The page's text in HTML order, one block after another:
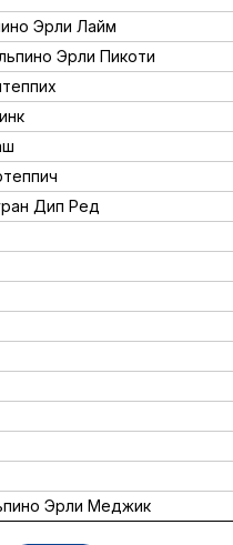
Эрли Лайм
Эрли Пикоти
Дип Ред
Эрли Меджик